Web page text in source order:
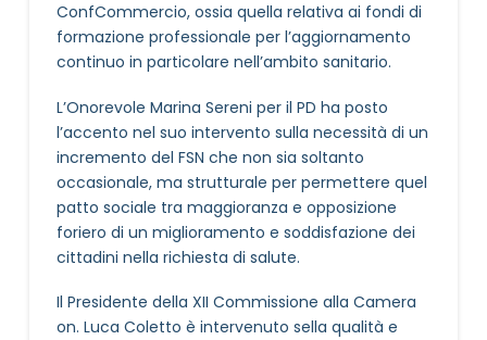
ConfCommercio, ossia quella relativa ai fondi di
formazione professionale per l’aggiornamento
continuo in particolare nell’ambito sanitario.
L’Onorevole Marina Sereni per il PD ha posto
l’accento nel suo intervento sulla necessità di un
incremento del FSN che non sia soltanto
occasionale, ma strutturale per permettere quel
patto sociale tra maggioranza e opposizione
foriero di un miglioramento e soddisfazione dei
cittadini nella richiesta di salute.
Il Presidente della XII Commissione alla Camera
on. Luca Coletto è intervenuto sella qualità e